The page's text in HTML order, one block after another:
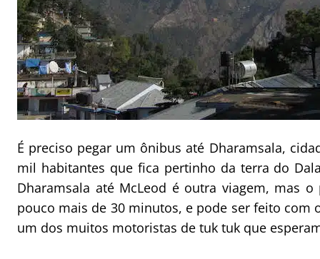
É preciso pegar um ônibus até Dharamsala,
mil habitantes que fica pertinho da terra do
Dharamsala até McLeod é outra viagem, mas
pouco mais de 30 minutos, e pode ser feito com
um dos muitos motoristas de tuk tuk que